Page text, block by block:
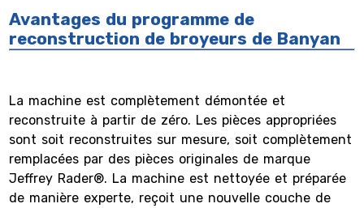
Avantages du programme de
reconstruction de broyeurs de Banyan
La machine est complètement démontée et
reconstruite à partir de zéro. Les pièces appropriées
sont soit reconstruites sur mesure, soit complètement
remplacées par des pièces originales de marque
Jeffrey Rader®. La machine est nettoyée et préparée
de manière experte, reçoit une nouvelle couche de